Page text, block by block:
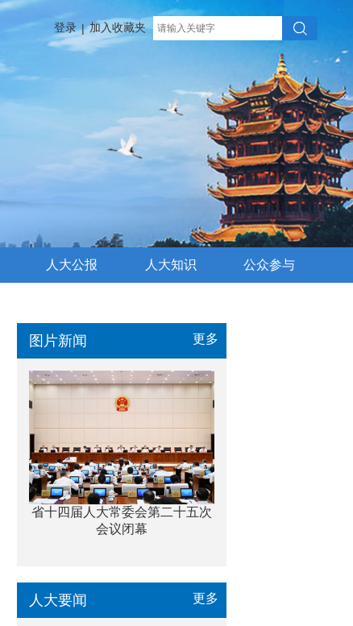
登录 | 加入收藏夹
人大公报 人大知识 公众参与
图片新闻 更多
省十四届人大常委会第二十五次
会议闭幕
人大要闻 更多